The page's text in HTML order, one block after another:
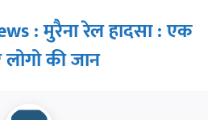
: मुरैना रेल हादसा : एक
की जान